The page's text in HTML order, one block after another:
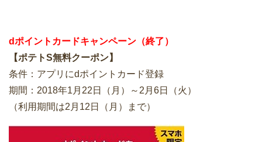
dポイントカードキャンペーン（終了）
【ポテトS無料クーポン】
条件：アプリにdポイントカード登録
期間：2018年1月22日（月）～2月6日（火）
（利用期間は2月12日（月）まで）